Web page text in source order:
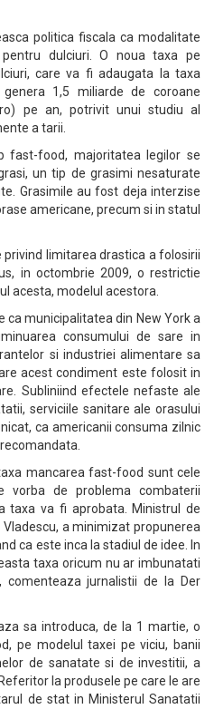
politica fiscala ca modalitate
dulciuri. O noua taxa pe
care va fi adaugata la taxa
1,5 miliarde de coroane
pe an, potrivit unui studiu al
a tarii.
fast-food, majoritatea legilor se
un tip de grasimi nesaturate
Grasimile au fost deja interzise
americane, precum si in statul
privind limitarea drastica a folosirii
in octombrie 2009, o restrictie
acesta, modelul acestora.
municipalitatea din New York a
consumului de sare in
si industriei alimentare sa
acest condiment este folosit in
Subliniind efectele nefaste ale
serviciile sanitare ale orasului
ca americanii consuma zilnic
mancarea fast-food sunt cele
vorba de problema combaterii
taxa va fi aprobata. Ministrul de
a minimizat propunerea
ca este inca la stadiul de idee. In
taxa oricum nu ar imbunatati
comenteaza jurnalistii de la Der
sa introduca, de la 1 martie, o
pe modelul taxei pe viciu, banii
de sanatate si de investitii, a
la produsele pe care le are
de stat in Ministerul Sanatatii